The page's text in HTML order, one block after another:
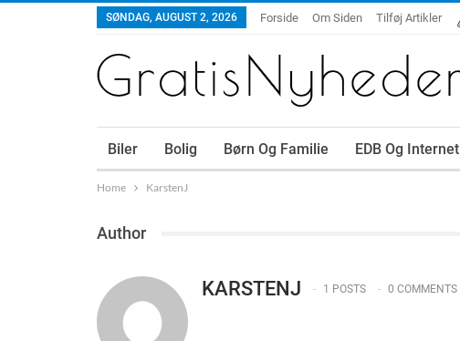
SØNDAG, AUGUST 2, 2026 Forside Om Siden Tilføj Artikler
Biler Bolig Børn Og Familie EDB Og Internet
Home KarstenJ
Author
KARSTENJ 1 POSTS 0 COMMENTS